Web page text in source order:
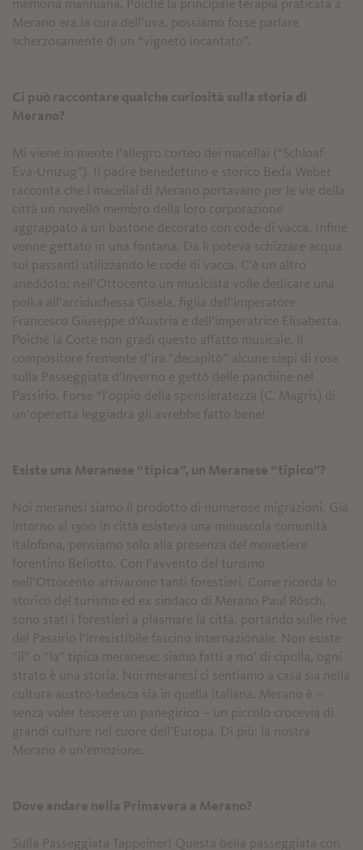
memoria manniana. Poiché la principale terapia praticata a
Merano era la cura dell’uva, possiamo forse parlare
scherzosamente di un “vigneto incantato”.
Ci può raccontare qualche curiosità sulla storia di
Merano?
Mi viene in mente l’allegro corteo dei macellai (“Schloaf-
Eva-Umzug”). Il padre benedettino e storico Beda Weber
racconta che i macellai di Merano portavano per le vie della
città un novello membro della loro corporazione
aggrappato a un bastone decorato con code di vacca. Infine
venne gettato in una fontana. Da lì poteva schizzare acqua
sui passanti utilizzando le code di vacca. C’è un altro
aneddoto: nell’Ottocento un musicista volle dedicare una
polka all’arciduchessa Gisela, figlia dell’imperatore
Francesco Giuseppe d’Austria e dell’imperatrice Elisabetta.
Poiché la Corte non gradì questo affatto musicale, il
compositore fremente d’ira “decapitò” alcune siepi di rose
sulla Passeggiata d’inverno e gettò delle panchine nel
Passirio. Forse “l’oppio della spensieratezza (C. Magris) di
un’operetta leggiadra gli avrebbe fatto bene!
Esiste una Meranese “tipica”, un Meranese “tipico”?
Noi meranesi siamo il prodotto di numerose migrazioni. Già
intorno al 1300 in città esisteva una minuscola comunità
italofona, pensiamo solo alla presenza del monetiere
forentino Beliotto. Con l’avvento del turismo
nell’Ottocento arrivarono tanti forestieri. Come ricorda lo
storico del turismo ed ex sindaco di Merano Paul Rösch,
sono stati i forestieri a plasmare la città, portando sulle rive
del Passirio l’irresistibile fascino internazionale. Non esiste
“il” o “la” tipica meranese: siamo fatti a mo’ di cipolla, ogni
strato è una storia. Noi meranesi ci sentiamo a casa sia nella
cultura austro-tedesca sia in quella italiana. Merano è –
senza voler tessere un panegirico – un piccolo crocevia di
grandi culture nel cuore dell’Europa. Di più: la nostra
Merano è un’emozione.
Dove andare nella Primavera a Merano?
Sulla Passeggiata Tappeiner! Questa bella passeggiata con